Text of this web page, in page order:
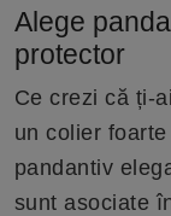
Alege
protector
Ce crezi că ți-
un colier
pandantiv
sunt asociate